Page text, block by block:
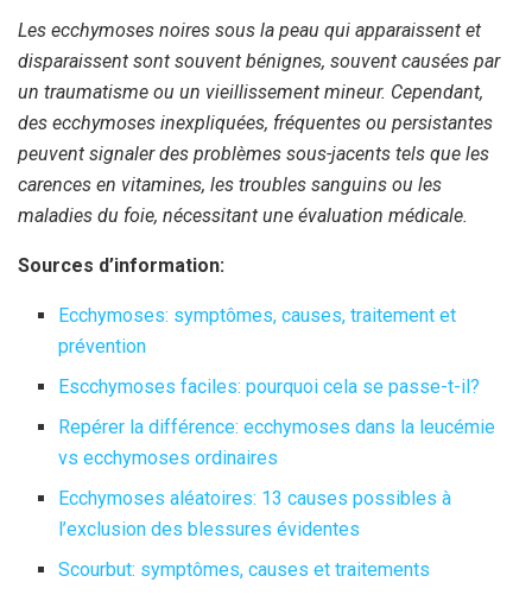
Les ecchymoses noires sous la peau qui apparaissent et
disparaissent sont souvent bénignes, souvent causées par
un traumatisme ou un vieillissement mineur. Cependant,
des ecchymoses inexpliquées, fréquentes ou persistantes
peuvent signaler des problèmes sous-jacents tels que les
carences en vitamines, les troubles sanguins ou les
maladies du foie, nécessitant une évaluation médicale.
Sources d’information:
Ecchymoses: symptômes, causes, traitement et
prévention
Escchymoses faciles: pourquoi cela se passe-t-il?
Repérer la différence: ecchymoses dans la leucémie
vs ecchymoses ordinaires
Ecchymoses aléatoires: 13 causes possibles à
l’exclusion des blessures évidentes
Scourbut: symptômes, causes et traitements